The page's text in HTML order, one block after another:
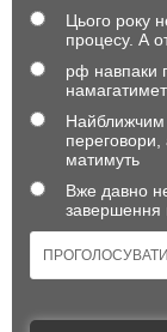
Цього року
процесу. А
рф навпаки
Найближчим
переговори,
матимуть
Вже давно
завершення